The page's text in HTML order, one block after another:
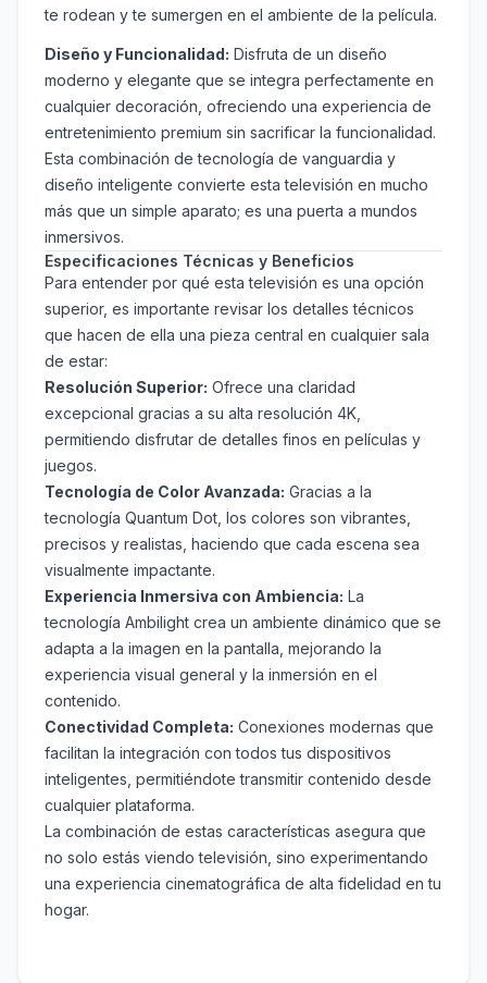
te rodean y te sumergen en el ambiente de la película.
Diseño y Funcionalidad: Disfruta de un diseño
moderno y elegante que se integra perfectamente en
cualquier decoración, ofreciendo una experiencia de
entretenimiento premium sin sacrificar la funcionalidad.
Esta combinación de tecnología de vanguardia y
diseño inteligente convierte esta televisión en mucho
más que un simple aparato; es una puerta a mundos
inmersivos.
Especificaciones Técnicas y Beneficios
Para entender por qué esta televisión es una opción
superior, es importante revisar los detalles técnicos
que hacen de ella una pieza central en cualquier sala
de estar:
Resolución Superior: Ofrece una claridad
excepcional gracias a su alta resolución 4K,
permitiendo disfrutar de detalles finos en películas y
juegos.
Tecnología de Color Avanzada: Gracias a la
tecnología Quantum Dot, los colores son vibrantes,
precisos y realistas, haciendo que cada escena sea
visualmente impactante.
Experiencia Inmersiva con Ambiencia: La
tecnología Ambilight crea un ambiente dinámico que se
adapta a la imagen en la pantalla, mejorando la
experiencia visual general y la inmersión en el
contenido.
Conectividad Completa: Conexiones modernas que
facilitan la integración con todos tus dispositivos
inteligentes, permitiéndote transmitir contenido desde
cualquier plataforma.
La combinación de estas características asegura que
no solo estás viendo televisión, sino experimentando
una experiencia cinematográfica de alta fidelidad en tu
hogar.